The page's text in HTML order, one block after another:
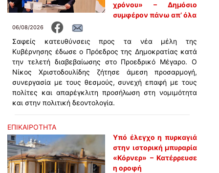
χρόνου» – Δημόσιο
συμφέρον πάνω απ’ όλα
06/08/2026
Σαφείς κατευθύνσεις προς τα νέα μέλη της
Κυβέρνησης έδωσε ο Πρόεδρος της Δημοκρατίας κατά
την τελετή διαβεβαίωσης στο Προεδρικό Μέγαρο. Ο
Νίκος Χριστοδουλίδης ζήτησε άμεση προσαρμογή,
συνεργασία με τους θεσμούς, συνεχή επαφή με τους
πολίτες και απαρέγκλιτη προσήλωση στη νομιμότητα
και στην πολιτική δεοντολογία.
ΕΠΙΚΑΙΡΟΤΗΤΑ
Υπό έλεγχο η πυρκαγιά
στην ιστορική μπυραρία
«Κόρνερ» – Κατέρρευσε
η οροφή